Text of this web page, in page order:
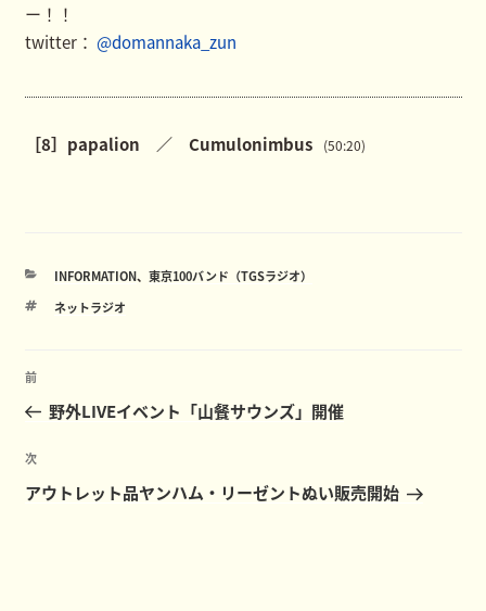
ー！！
twitter： @domannaka_zun
［8］papalion ／ Cumulonimbus (50:20)
カ
ゴ
INFORMATION、 東京100バンド（TGSラジオ）
タ
ネットラジオ
投
ナ
ビ
ゲ
前
の
稿
前
野外LIVEイベント「山餐サウンズ」開催
次
の
次
アウトレット品ヤンハム・リーゼントぬい販売開始